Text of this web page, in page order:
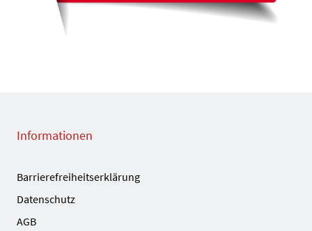
Informationen
Barrierefreiheitserklärung
Datenschutz
AGB